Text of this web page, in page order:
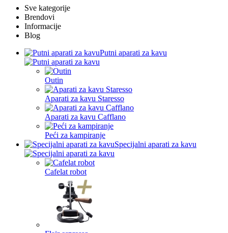
Sve kategorije
Brendovi
Informacije
Blog
Putni aparati za kavu
Outin
Aparati za kavu Staresso
Aparati za kavu Cafflano
Peći za kampiranje
Specijalni aparati za kavu
Cafelat robot